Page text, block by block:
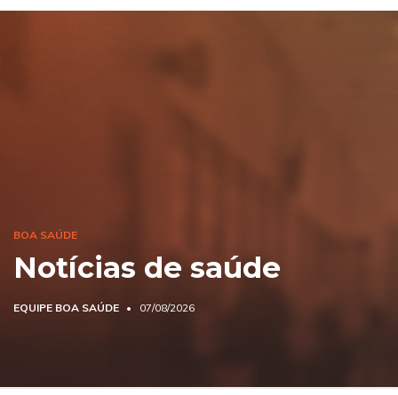
BOA SAÚDE
Notícias de saúde
EQUIPE BOA SAÚDE 07/08/2026